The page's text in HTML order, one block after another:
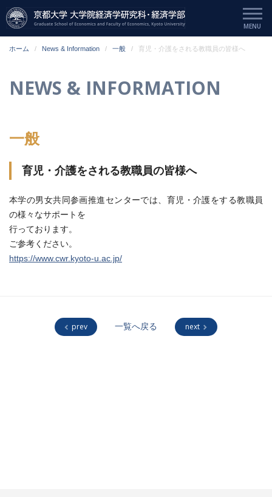
ホーム News & Information 一般 育児・介護をされる教職員の皆様へ
NEWS & INFORMATION
一般
育児・介護をされる教職員の皆様へ
本学の男女共同参画推進センターでは、育児・介護をする教職員
の様々なサポートを
行っております。
ご参考ください。
https://www.cwr.kyoto-u.ac.jp/
prev 一覧へ戻る next